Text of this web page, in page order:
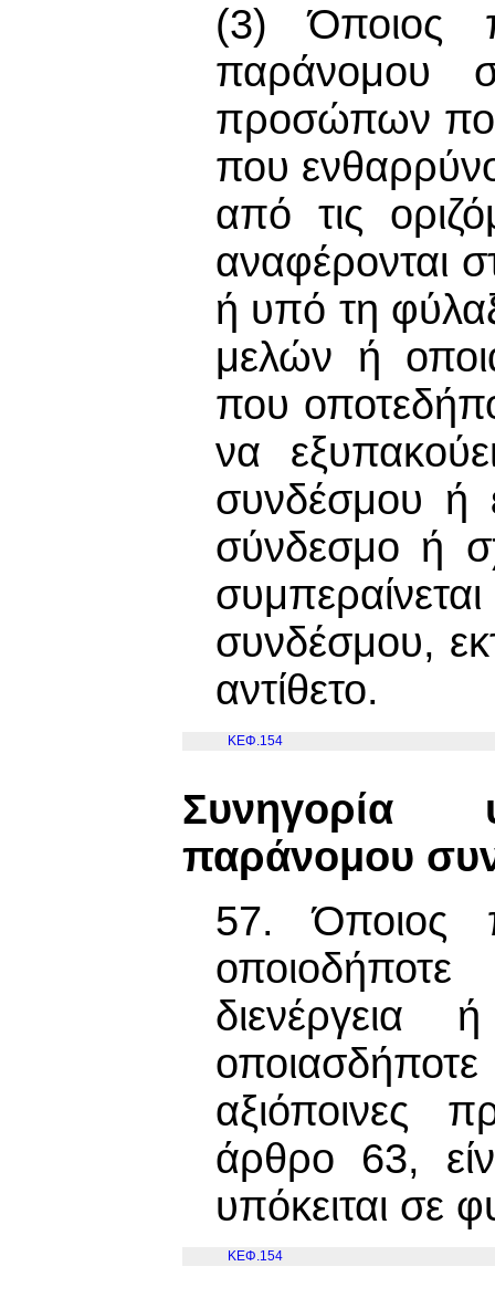
(3) Όποιος
παράνομου
προσώπων
που
από τις
αναφέρονται
ή υπό τη
μελών ή
που
να
συνδέσμου ή
σύνδεσμο ή
συνδέσμου,
αντίθετο.
ΚΕΦ.154
Συνηγορία
παράνομου
57. Όποιος
διενέργεια
αξιόποινες
άρθρο 63,
υπόκειται σε
ΚΕΦ.154